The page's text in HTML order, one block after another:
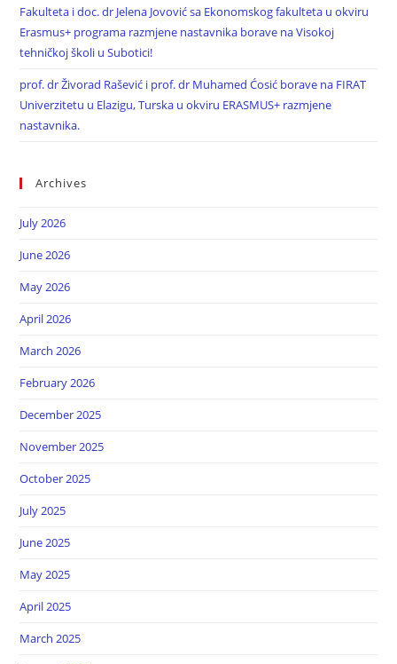
Fakulteta i doc. dr Jelena Jovović sa Ekonomskog fakulteta u okviru
Erasmus+ programa razmjene nastavnika borave na Visokoj
tehničkoj školi u Subotici!
prof. dr Živorad Rašević i prof. dr Muhamed Ćosić borave na FIRAT
Univerzitetu u Elazigu, Turska u okviru ERASMUS+ razmjene
nastavnika.
Archives
July 2026
June 2026
May 2026
April 2026
March 2026
February 2026
December 2025
November 2025
October 2025
July 2025
June 2025
May 2025
April 2025
March 2025